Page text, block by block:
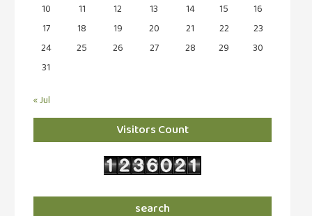
10
11 12 13 14 15
16
17
18 19 20 21 22
23
24
25 26 27 28 29
30
31
« Jul
Visitors Count
search